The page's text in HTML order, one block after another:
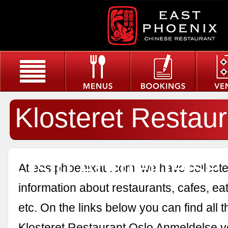
Klosteret
Oslo Anmeldelse
At eastphoenixau.com, we have
information about restaurants, cafes,
etc. On the links below you can find all